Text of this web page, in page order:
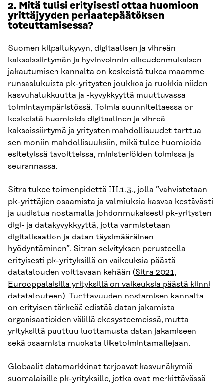
2. Mitä tulisi erityisesti ottaa huomioon
yrittäjyyden periaatepäätöksen
toteuttamisessa?
Suomen kilpailukyvyn, digitaalisen ja vihreän
kaksoissiirtymän ja hyvinvoinnin oikeudenmukaisen
jakautumisen kannalta on keskeistä tukea maamme
runsaslukuista pk-yritysten joukkoa ja ruokkia niiden
kasvuhalukkuutta ja -kyvykkyyttä muuttuvassa
toimintaympäristössä. Toimia suunniteltaessa on
keskeistä huomioida digitaalinen ja vihreä
kaksoissiirtymä ja yritysten mahdollisuudet tarttua
sen moniin mahdollisuuksiin, mikä tulee huomioida
esitetyissä tavoitteissa, ministeriöiden toimissa ja
seurannassa.
Sitra tukee toimenpidettä III.1.3., jolla ”vahvistetaan
pk-yrittäjien osaamista ja valmiuksia kasvaa kestävästi
ja uudistua nostamalla johdonmukaisesti pk-yritysten
digi- ja datakyvykkyyttä, jotta varmistetaan
digitalisaation ja datan täysimääräinen
hyödyntäminen”. Sitran selvityksen perusteella
erityisesti pk-yrityksillä on vaikeuksia päästä
datatalouden voittavaan kehään (Sitra 2021,
Eurooppalaisilla yrityksillä on vaikeuksia päästä kiinni
datatalouteen). Tuottavuuden nostamisen kannalta
on erityisen tärkeää edistää datan jakamista
organisaatioiden välillä ekosysteemeissä, mutta
yrityksiltä puuttuu luottamusta datan jakamiseen
sekä osaamista muokata liiketoimintamallejaan.
Globaalit datamarkkinat tarjoavat kasvunäkymiä
suomalaisille pk-yrityksille, jotka ovat merkittävässä